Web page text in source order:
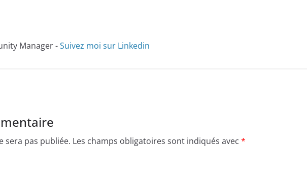
Manager -Suivez moi sur Linkedin
sera pas publiée. Les champs obligatoires sont indiqués avec *